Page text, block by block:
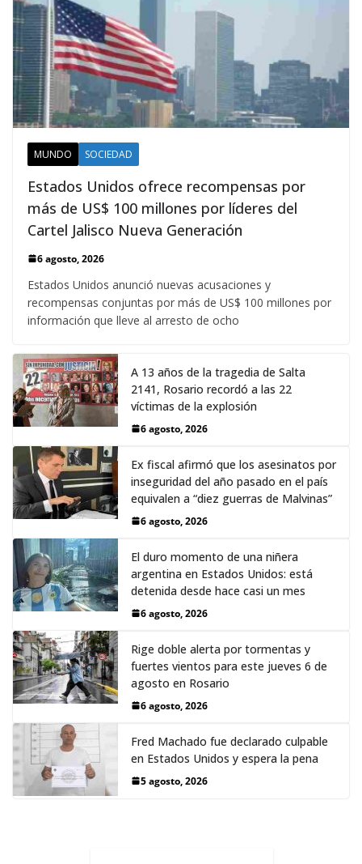
MUNDO SOCIEDAD
Estados Unidos ofrece recompensas por
más de US$ 100 millones por líderes del
Cartel Jalisco Nueva Generación
6 agosto, 2026
Estados Unidos anunció nuevas acusaciones y
recompensas conjuntas por más de US$ 100 millones por
información que lleve al arresto de ocho
A 13 años de la tragedia de Salta
2141, Rosario recordó a las 22
víctimas de la explosión
6 agosto, 2026
Ex fiscal afirmó que los asesinatos por
inseguridad del año pasado en el país
equivalen a “diez guerras de Malvinas”
6 agosto, 2026
El duro momento de una niñera
argentina en Estados Unidos: está
detenida desde hace casi un mes
6 agosto, 2026
Rige doble alerta por tormentas y
fuertes vientos para este jueves 6 de
agosto en Rosario
6 agosto, 2026
Fred Machado fue declarado culpable
en Estados Unidos y espera la pena
5 agosto, 2026